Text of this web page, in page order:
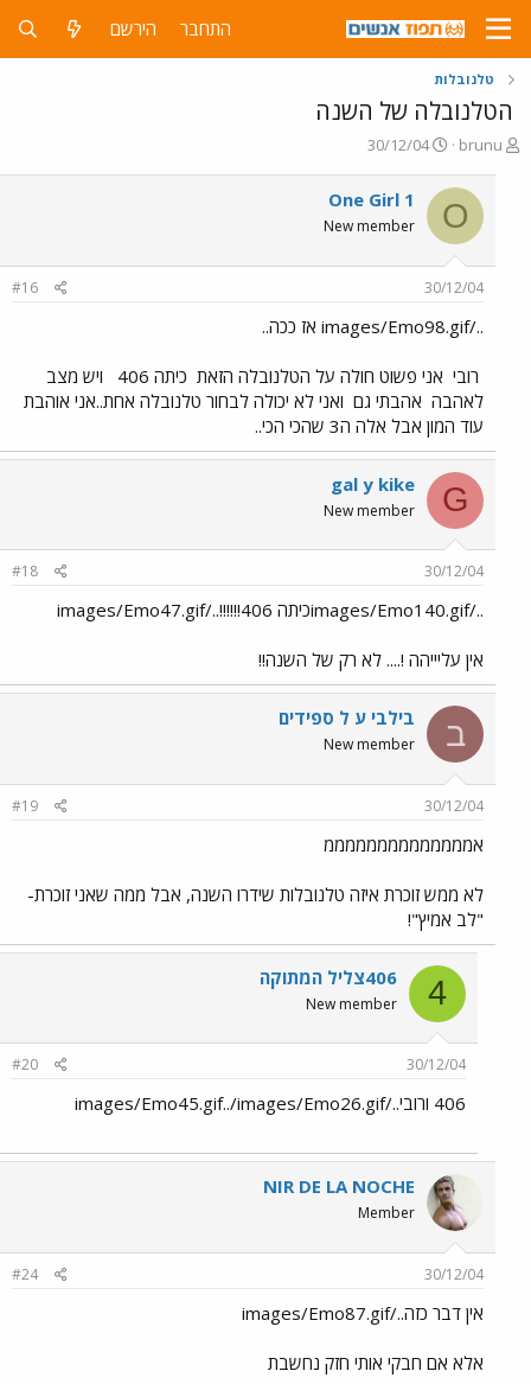
התחבר הירשם
טלנובלות
הטלנובלה של השנה
פ
brunu
פ
ס
ם
ת
א
י
30/12/04
O
One Girl 1
New member
30/12/04
#16
../images/Emo98.gif אז ככה..
רובי אני פשוט חולה על הטלנובלה הזאת כיתה 406
ויש מצב
לאהבה אהבתי גם ואני לא יכולה לבחור טלנובלה אחת..אני אוהבת
עוד המון אבל אלה ה3 שהכי הכי..
G
gal y kike
New member
30/12/04
#18
../images/Emo140.gifכיתה 406!!!!!!../images/Emo47.gif
אין עליייהה !.... לא רק של השנה!!
ב בילבי ע ל ספידים
New member
30/12/04
#19
אממממממממממממממ
לא ממש זוכרת איזה טלנובלות שידרו השנה, אבל ממה שאני זוכרת-
"לב אמיץ"!
4 406צליל המתוקה
New member
30/12/04
#20
406 ורובי../images/Emo45.gif../images/Emo26.gif
NIR DE LA NOCHE
Member
30/12/04
#24
אין דבר כזה../images/Emo87.gif
אלא אם חבקי אותי חזק נחשבת